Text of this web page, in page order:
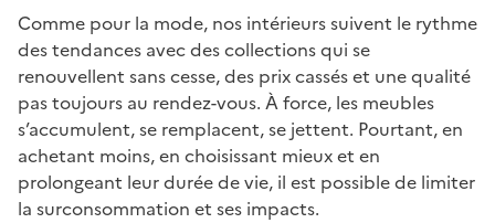
Comme pour la mode, nos intérieurs suivent le rythme
des tendances avec des collections qui se
renouvellent sans cesse, des prix cassés et une qualité
pas toujours au rendez-vous. À force, les meubles
s’accumulent, se remplacent, se jettent. Pourtant, en
achetant moins, en choisissant mieux et en
prolongeant leur durée de vie, il est possible de limiter
la surconsommation et ses impacts.